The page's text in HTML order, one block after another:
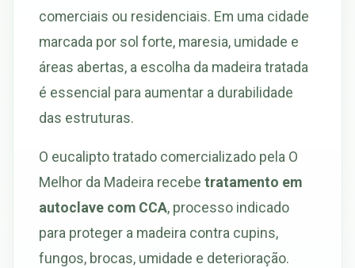
comerciais ou residenciais. Em uma cidade
marcada por sol forte, maresia, umidade e
áreas abertas, a escolha da madeira tratada
é essencial para aumentar a durabilidade
das estruturas.
O eucalipto tratado comercializado pela O
Melhor da Madeira recebe tratamento em
autoclave com CCA, processo indicado
para proteger a madeira contra cupins,
fungos, brocas, umidade e deterioração.